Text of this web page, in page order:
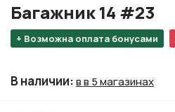
+ Возможна оплата бонусами
Багажник 14 #23
В наличии:в в 5 магазинах